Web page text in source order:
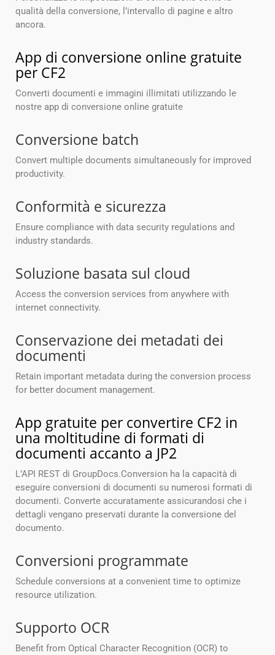
qualità della conversione, l’intervallo di pagine e altro
ancora.
App di conversione online gratuite
per CF2
Converti documenti e immagini illimitati utilizzando le
nostre app di conversione online gratuite
Conversione batch
Convert multiple documents simultaneously for improved
productivity.
Conformità e sicurezza
Ensure compliance with data security regulations and
industry standards.
Soluzione basata sul cloud
Access the conversion services from anywhere with
internet connectivity.
Conservazione dei metadati dei
documenti
Retain important metadata during the conversion process
for better document management.
App gratuite per convertire CF2 in
una moltitudine di formati di
documenti accanto a JP2
L’API REST di GroupDocs.Conversion ha la capacità di
eseguire conversioni di documenti su numerosi formati di
documenti. Converte accuratamente assicurandosi che i
dettagli vengano preservati durante la conversione del
documento.
Conversioni programmate
Schedule conversions at a convenient time to optimize
resource utilization.
Supporto OCR
Benefit from Optical Character Recognition (OCR) to